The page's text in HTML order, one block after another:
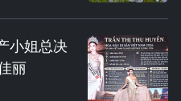
小姐总决
丽